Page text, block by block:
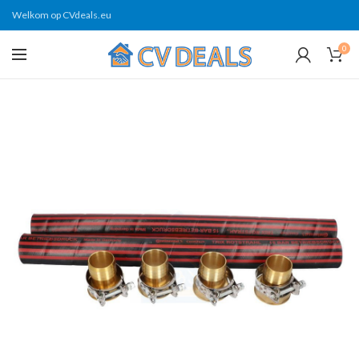
Welkom op CVdeals.eu
0